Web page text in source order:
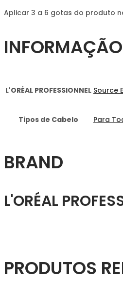
Aplicar 3 a 6 gotas do produto
L'ORÉAL PROFESSIONNEL Source
Tipos de Cabelo Para
BRAND
L'ORÉAL
PRODUTOS